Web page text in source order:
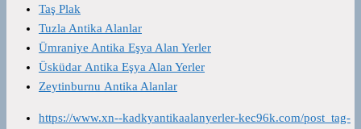
Taş Plak
Tuzla Antika Alanlar
Ümraniye Antika Eşya Alan Yerler
Üsküdar Antika Eşya Alan Yerler
Zeytinburnu Antika Alanlar
https://www.xn--kadkyantikaalanyerler-kec96k.com/post_tag-